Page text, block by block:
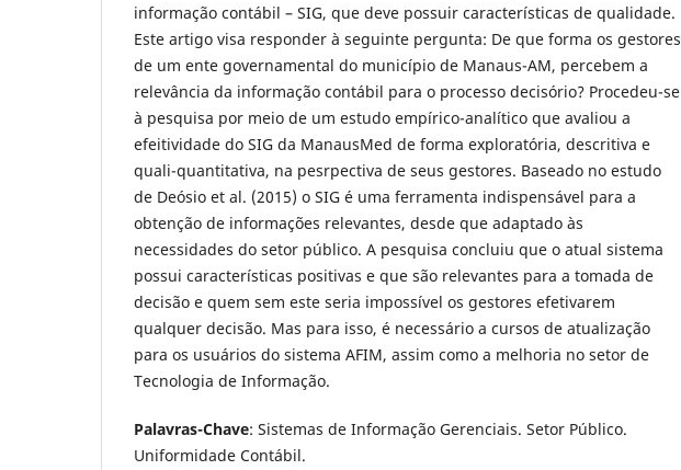
informação contábil – SIG, que deve possuir características de qualidade.
Este artigo visa responder à seguinte pergunta: De que forma os gestores
de um ente governamental do município de Manaus-AM, percebem a
relevância da informação contábil para o processo decisório? Procedeu-se
à pesquisa por meio de um estudo empírico-analítico que avaliou a
efeitividade do SIG da ManausMed de forma exploratória, descritiva e
quali-quantitativa, na pesrpectiva de seus gestores. Baseado no estudo
de Deósio et al. (2015) o SIG é uma ferramenta indispensável para a
obtenção de informações relevantes, desde que adaptado às
necessidades do setor público. A pesquisa concluiu que o atual sistema
possui características positivas e que são relevantes para a tomada de
decisão e quem sem este seria impossível os gestores efetivarem
qualquer decisão. Mas para isso, é necessário a cursos de atualização
para os usuários do sistema AFIM, assim como a melhoria no setor de
Tecnologia de Informação.
Palavras-Chave: Sistemas de Informação Gerenciais. Setor Público.
Uniformidade Contábil.